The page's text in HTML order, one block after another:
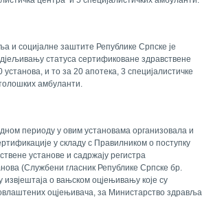
и социјалне заштите Републике Српске је
статуса сертификоване здравствене
установа, и то за 20 апотека, 3 специјалистичке
амбуланти.
периоду у овим установама организовала и
у складу с Правилником о поступку
установе и садржају регистра
(Службени гласник Републике Српске бр.
извјештаја о вањском оцјењивању које су
оцјењивача, за Министарство здравља